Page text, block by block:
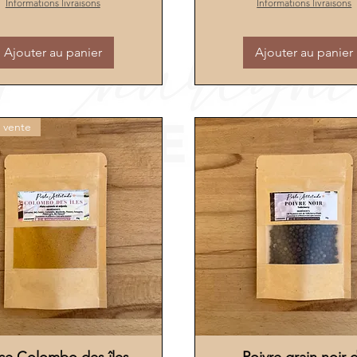
Informations livraisons
Ajouter au panier
Informations livraisons
Ajouter au panier
vente